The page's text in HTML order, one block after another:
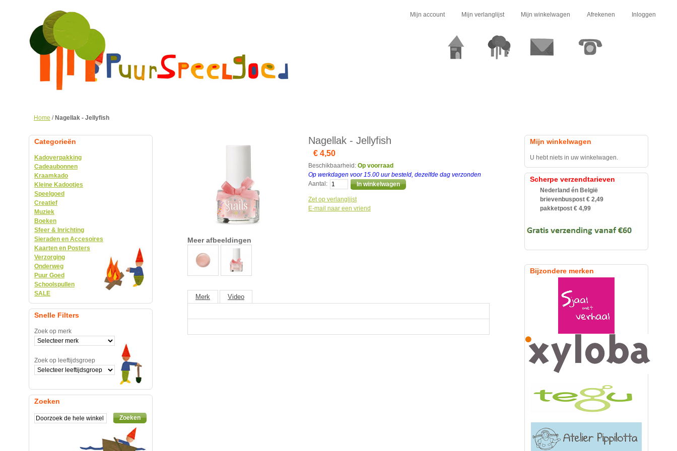
Mijn account Mijn verlanglijst Mijn winkelwagen Afrekenen Inloggen
Home / Nagellak - Jellyfish
Nagellak - Jellyfish
€ 4,50
Beschikbaarheid: Op voorraad
Op werkdagen voor 15.00 uur besteld, dezelfde dag verzonden
Aantal:
In winkelwagen
Zet op verlanglijst
E-mail naar een vriend
Meer afbeeldingen
Merk Video
Categorieën
Kadoverpakking
Cadeaubonnen
Kraamkado
Kleine Kadootjes
Speelgoed
Creatief
Muziek
Boeken
Sfeer & Inrichting
Sieraden en Accesoires
Kaarten en Posters
Verzorging
Onderweg
Puur Goed
Schoolspullen
SALE
Snelle Filters
Zoek op merk
Zoek op leeftijdsgroep
Zoeken
Zoeken
Mijn winkelwagen
U hebt niets in uw winkelwagen.
Scherpe verzendtarieven
Nederland én België
brievenbuspost € 2,49
pakketpost € 4,99
Bijzondere merken